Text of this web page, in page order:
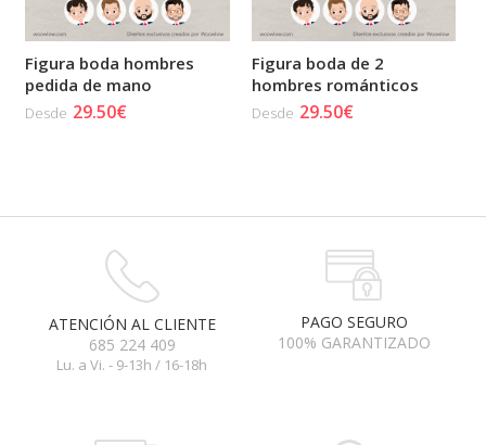
Figura boda hombres
pedida de mano
Desde 29.50€
Figura boda de 2
hombres románticos
Desde 29.50€
ATENCIÓN AL CLIENTE
685 224 409
Lu. a Vi. - 9-13h / 16-18h
PAGO SEGURO
100% GARANTIZADO